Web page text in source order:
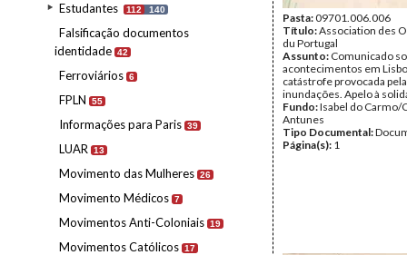
Estudantes 112 140
Falsificação documentos
identidade 42
Ferroviários 6
FPLN 55
Informações para Paris 39
LUAR 13
Movimento das Mulheres 26
Movimento Médicos 7
Movimentos Anti-Coloniais 19
Movimentos Católicos 17
Pasta:09701.006.006
Título:Association des
du Portugal
Assunto: Comunicado
acontecimentos em
catástrofe provocada
inundações. Apelo à
Fundo:Isabel do Carmo/
Antunes
Tipo Documental:
Página(s): 1